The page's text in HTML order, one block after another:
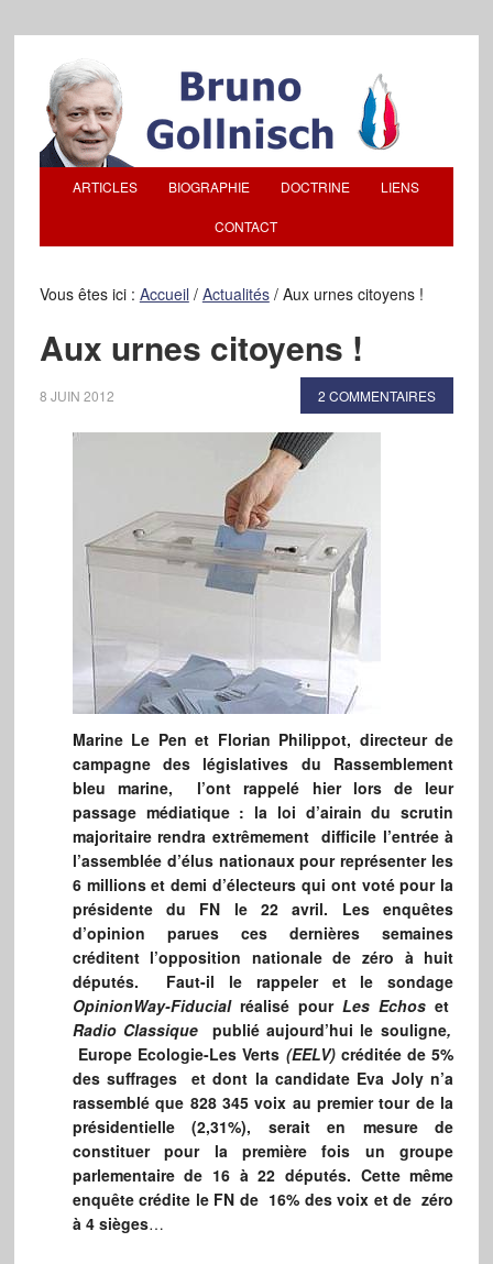
ARTICLES BIOGRAPHIE DOCTRINE LIENS
CONTACT
Vous êtes ici : Accueil / Actualités /Aux urnes citoyens !
Aux urnes citoyens !
8 JUIN 2012 2 COMMENTAIRES
Marine Le Pen et Florian Philippot, directeur de
campagne des législatives du Rassemblement
bleu marine, l’ont rappelé hier lors de leur
passage médiatique : la loi d’airain du scrutin
majoritaire rendra extrêmement difficile l’entrée à
l’assemblée d’élus nationaux pour représenter les
6 millions et demi d’électeurs qui ont voté pour la
présidente du FN le 22 avril. Les enquêtes
d’opinion parues ces dernières semaines
créditent l’opposition nationale de zéro à huit
députés. Faut-il le rappeler et le sondage
OpinionWay-Fiducial réalisé pour Les Echoset
Radio Classique publié aujourd’hui le souligne,
Europe Ecologie-Les Verts (EELV) créditée de 5%
des suffrages et dont la candidate Eva Joly n’a
rassemblé que 828 345 voix au premier tour de la
présidentielle (2,31%), serait en mesure de
constituer pour la première fois un groupe
parlementaire de 16 à 22 députés. Cette même
enquête crédite le FN de 16% des voix et de zéro
à 4 sièges…